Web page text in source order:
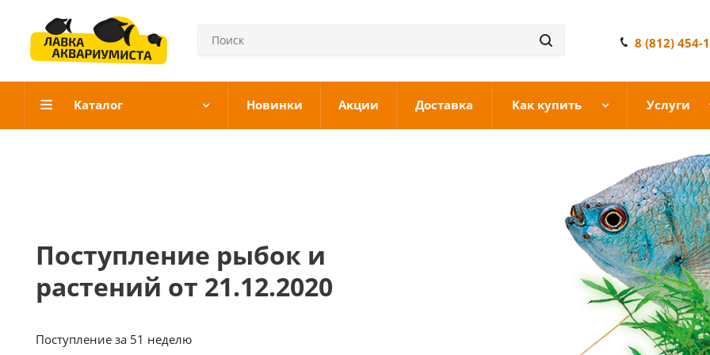
8 (812) 454-
Каталог Новинки Акции Доставка Как купить Услуги
Поступление рыбок и
растений от 21.12.2020
Поступление за 51 неделю